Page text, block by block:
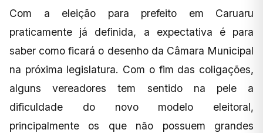
Com a eleição para prefeito em Caruaru
praticamente já definida, a expectativa é para
saber como ficará o desenho da Câmara Municipal
na próxima legislatura. Com o fim das coligações,
alguns vereadores tem sentido na pele a
dificuldade do novo modelo eleitoral,
principalmente os que não possuem grandes